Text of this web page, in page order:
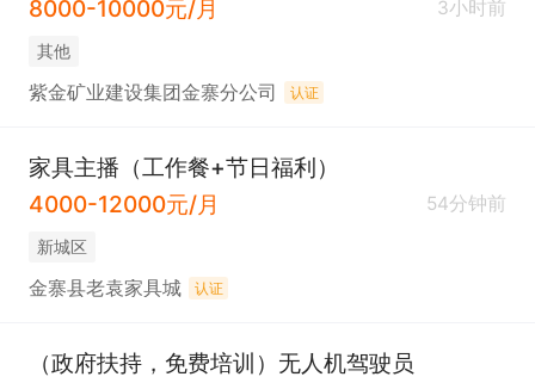
8000-10000元/月
3小时前
其他
紫金矿业建设集团金寨分公司 认证
家具主播（工作餐+节日福利）
4000-12000元/月
54分钟前
新城区
金寨县老袁家具城 认证
（政府扶持，免费培训）无人机驾驶员